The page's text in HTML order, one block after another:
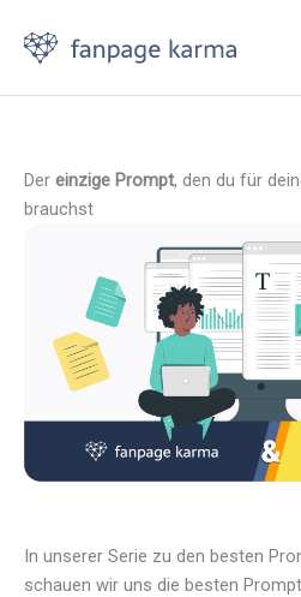
Inhalt
springen
Der einzige Prompt, den du für
brauchst
In unserer Serie zu den besten
schauen wir uns die besten